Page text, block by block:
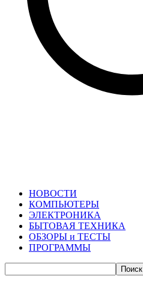
НОВОСТИ
КОМПЬЮТЕРЫ
ЭЛЕКТРОНИКА
БЫТОВАЯ ТЕХНИКА
ОБЗОРЫ и ТЕСТЫ
ПРОГРАММЫ
Поиск